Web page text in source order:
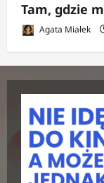
Tam, gdzie
Agata Miałek